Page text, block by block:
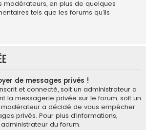
modérateurs, en plus de quelques
tels que les forums qu’ils
de messages privés !
et connecté, soit un administrateur a
la messagerie privée sur le forum, soit un
a décidé de vous empêcher
privés. Pour plus d’informations,
du forum.